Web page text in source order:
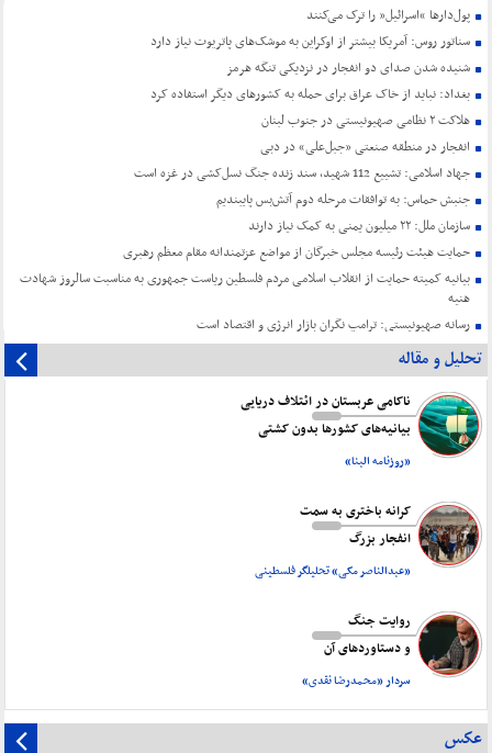
پول‌دارها “اسرائیل” را ترک می‌کنند
سناتور روس: آمریکا بیشتر از اوکراین به موشک‌های پاتریوت نیاز دارد
شنیده شدن صدای دو انفجار در نزدیکی تنگه هرمز
بغداد: نباید از خاک عراق برای حمله به کشورهای دیگر استفاده کرد
هلاکت ۲ نظامی صهیونیستی در جنوب لبنان
انفجار در منطقه صنعتی «جبل‌علی» در دبی
جهاد اسلامی: تشییع 112 شهید، سند زنده جنگ نسل‌کشی در غزه است
جنبش حماس: به توافقات مرحله دوم آتش‌بس پایبندیم
سازمان ملل: ۲۲ میلیون یمنی به کمک نیاز دارند
حمایت هیئت رئیسه مجلس خبرگان از مواضع عزتمندانه مقام معظم رهبری
بیانیه کمیته حمایت از انقلاب اسلامی مردم فلسطین ریاست جمهوری به مناسبت سالروز شهادت
هنیه
رسانه صهیونیستی: ترامپ نگران بازار انرژی و اقتصاد است
تحلیل و مقاله
ناکامی عربستان در ائتلاف دریایی
بیانیه‌های کشورها بدون کشتی
«روزنامه البنا»
کرانه باختری به سمت
انفجار بزرگ
«عبدالناصر مکی» تحلیلگر فلسطینی
روایت جنگ
و دستاورد‌های آن
سردار «محمدرضا نقدی»
عکس